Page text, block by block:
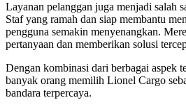
Layanan pelanggan juga menjadi salah
Staf yang ramah dan siap membantu
pengguna semakin menyenangkan.
pertanyaan dan memberikan solusi
Dengan kombinasi dari berbagai aspek
banyak orang memilih Lionel Cargo
bandara terpercaya.